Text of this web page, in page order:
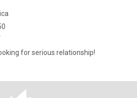
for serious relationship!